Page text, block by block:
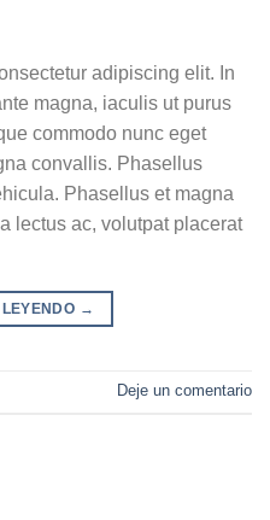
adipiscing elit. In
magna, iaculis ut purus
commodo nunc eget
convallis. Phasellus
Phasellus et magna
lectus ac, volutpat placerat
→
Deje un comentario